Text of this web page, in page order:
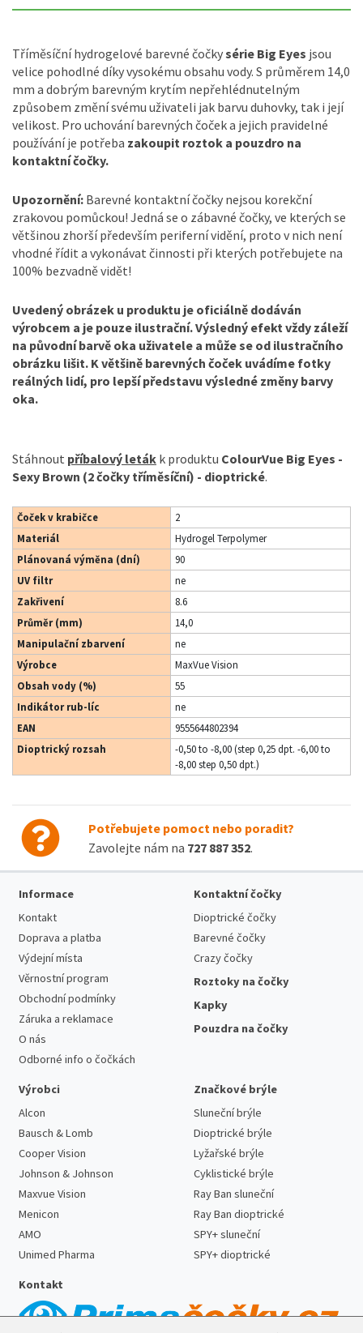
Tříměsíční hydrogelové barevné čočkysérie Big Eyes jsou
velice pohodlné díky vysokému obsahu vody. S průměrem 14,0
mm a dobrým barevným krytím nepřehlédnutelným
způsobem změní svému uživateli jak barvu duhovky, tak i její
velikost. Pro uchování barevných čoček a jejich pravidelné
používání je potřeba zakoupit roztok a pouzdro na
kontaktní čočky.
Upozornění: Barevné kontaktní čočky nejsou korekční
zrakovou pomůckou! Jedná se o zábavné čočky, ve kterých se
většinou zhorší především periferní vidění, proto v nich není
vhodné řídit a vykonávat činnosti při kterých potřebujete na
100% bezvadně vidět!
Uvedený obrázek u produktu je oficiálně dodáván
výrobcem a je pouze ilustrační. Výsledný efekt vždy záleží
na původní barvě oka uživatele a může se od ilustračního
obrázku lišit. K většině barevných čoček uvádíme fotky
reálných lidí, pro lepší představu výsledné změny barvy
oka.
Stáhnout příbalový leták k produktu ColourVue Big Eyes -
Sexy Brown (2 čočky tříměsíční) - dioptrické.
Čoček v krabičce
2
Materiál
Hydrogel Terpolymer
Plánovaná výměna (dní)
90
UV filtr
ne
Zakřivení
8.6
Průměr (mm)
14,0
Manipulační zbarvení
ne
Výrobce
MaxVue Vision
Obsah vody (%)
55
Indikátor rub-líc
ne
EAN
9555644802394
Dioptrický rozsah
-0,50 to -8,00 (step 0,25 dpt. -6,00 to
-8,00 step 0,50 dpt.)
Potřebujete pomoct nebo poradit?
Zavolejte nám na 727 887 352.
Informace
Kontakt
Doprava a platba
Výdejní místa
Věrnostní program
Obchodní podmínky
Záruka a reklamace
O nás
Odborné info o čočkách
Kontaktní čočky
Dioptrické čočky
Barevné čočky
Crazy čočky
Roztoky na čočky
Kapky
Pouzdra na čočky
Výrobci
Alcon
Bausch & Lomb
Cooper Vision
Johnson & Johnson
Maxvue Vision
Menicon
AMO
Unimed Pharma
Značkové brýle
Sluneční brýle
Dioptrické brýle
Lyžařské brýle
Cyklistické brýle
Ray Ban sluneční
Ray Ban dioptrické
SPY+ sluneční
SPY+ dioptrické
Kontakt